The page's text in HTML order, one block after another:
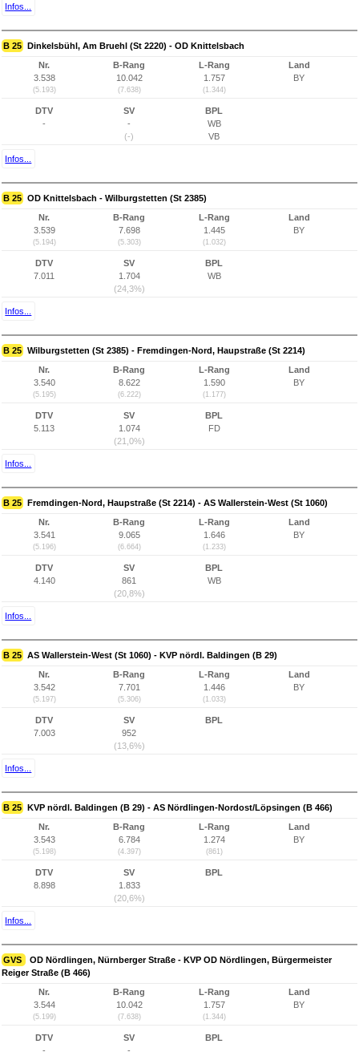
Infos...
B 25 Dinkelsbühl, Am Bruehl (St 2220) - OD Knittelsbach
Nr.
3.538
(5.193)
B-Rang
10.042
(7.638)
L-Rang
1.757
(1.344)
Land
BY
DTV
-
SV
-
(-)
BPL
WB
VB
Infos...
B 25 OD Knittelsbach - Wilburgstetten (St 2385)
Nr.
3.539
(5.194)
B-Rang
7.698
(5.303)
L-Rang
1.445
(1.032)
Land
BY
DTV
7.011
SV
1.704
(24,3%)
BPL
WB
Infos...
B 25 Wilburgstetten (St 2385) - Fremdingen-Nord, Haupstraße (St 2214)
Nr.
3.540
(5.195)
B-Rang
8.622
(6.222)
L-Rang
1.590
(1.177)
Land
BY
DTV
5.113
SV
1.074
(21,0%)
BPL
FD
Infos...
B 25 Fremdingen-Nord, Haupstraße (St 2214) - AS Wallerstein-West (St 1060)
Nr.
3.541
(5.196)
B-Rang
9.065
(6.664)
L-Rang
1.646
(1.233)
Land
BY
DTV
4.140
SV
861
(20,8%)
BPL
WB
Infos...
B 25 AS Wallerstein-West (St 1060) - KVP nördl. Baldingen (B 29)
Nr.
3.542
(5.197)
B-Rang
7.701
(5.306)
L-Rang
1.446
(1.033)
Land
BY
DTV
7.003
SV
952
(13,6%)
BPL
Infos...
B 25 KVP nördl. Baldingen (B 29) - AS Nördlingen-Nordost/Löpsingen (B 466)
Nr.
3.543
(5.198)
B-Rang
6.784
(4.397)
L-Rang
1.274
(861)
Land
BY
DTV
8.898
SV
1.833
(20,6%)
BPL
Infos...
GVS
OD Nördlingen, Nürnberger Straße - KVP OD Nördlingen, Bürgermeister
Reiger Straße (B 466)
Nr.
3.544
(5.199)
B-Rang
10.042
(7.638)
L-Rang
1.757
(1.344)
Land
BY
DTV
-
SV
-
BPL